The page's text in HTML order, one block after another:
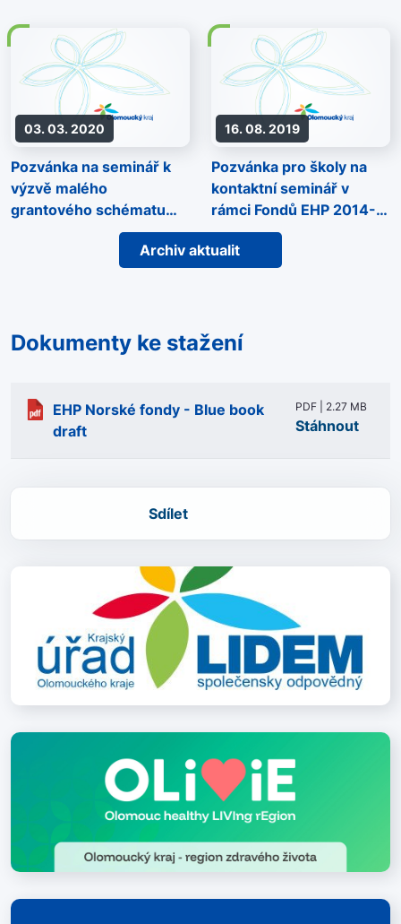
duševního zdraví dětí a
dospívajících
03. 03. 2020
Pozvánka na seminář k
výzvě malého
grantového schématu
Programu Řádná správa
věcí veřejných v rámci
16. 08. 2019
Pozvánka pro školy na
kontaktní seminář v
rámci Fondů EHP 2014-
2021
Archiv aktualit
Dokumenty ke stažení
EHP Norské fondy - Blue book
draft
PDF | 2.27 MB
Stáhnout
Sdílet